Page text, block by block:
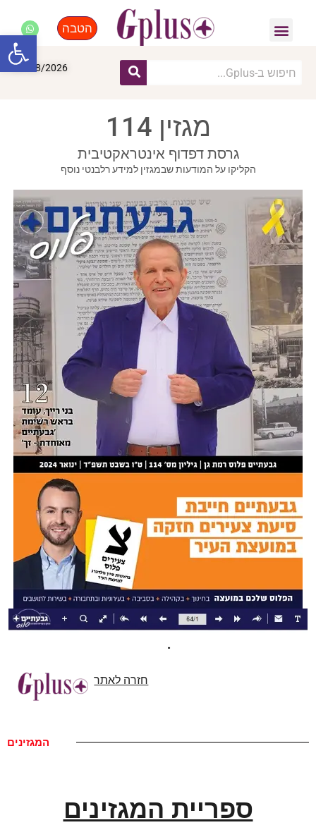
הטבה
07/08/2026
מגזין 114
גרסת דפדוף אינטראקטיבית
הקליקו על המודעות שבמגזין למידע רלבנטי נוסף
חזרה לאתר
המגזינים
ספריית המגזינים
פתח